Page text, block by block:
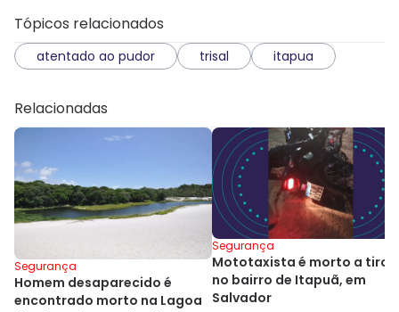
Tópicos relacionados
atentado ao pudor trisal itapua
Relacionadas
Segurança
Homem desaparecido é
encontrado morto na Lagoa
Segurança
Mototaxista é morto a tiros
no bairro de Itapuã, em
Salvador